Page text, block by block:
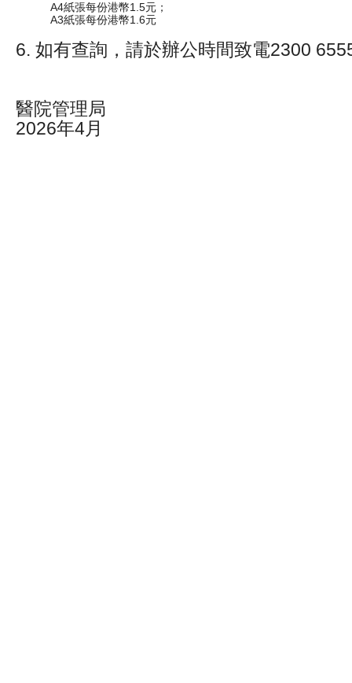
A4紙張每份港幣1.5元；
A3紙張每份港幣1.6元
6. 如有查詢，請於辦公時間致電2300
醫院管理局
2026年4月